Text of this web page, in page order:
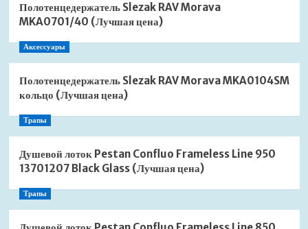
Полотенцедержатель Slezak RAV Morava
MKA0701/40 (Лучшая цена)
Аксессуары
Полотенцедержатель Slezak RAV Morava MKA0104SM
кольцо (Лучшая цена)
Трапы
Душевой лоток Pestan Confluo Frameless Line 950
13701207 Black Glass (Лучшая цена)
Трапы